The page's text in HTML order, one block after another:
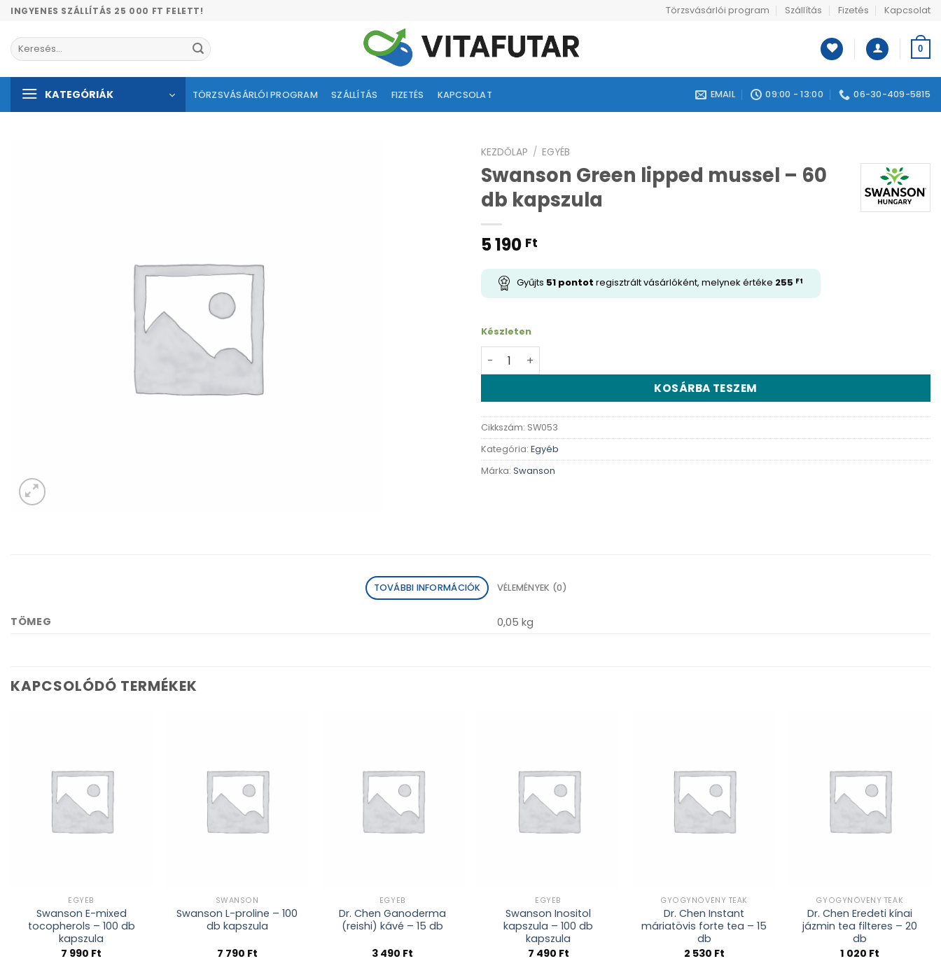
Skip
content
INGYENES SZÁLLÍTÁS 25 000 FT FELETT! Törzsvásárlói program Szállítás Fizetés Kapcsolat
Keresés
a
0
KATEGÓRIÁK TÖRZSVÁSÁRLÓI PROGRAM SZÁLLÍTÁS FIZETÉS KAPCSOLAT EMAIL 09:00 - 13:00 06-30-409-5815
KEZDŐLAP / EGYÉB
Swanson Green lipped mussel – 60
db kapszula
5 190 Ft
Gyűjts 51 pontot regisztrált vásárlóként, melynek értéke 255 Ft
Készleten
Swanson Green lipped mussel - 60 db kapszula mennyiség
KOSÁRBA TESZEM
Cikkszám: SW053
Kategória: Egyéb
Márka: Swanson
TOVÁBBI INFORMÁCIÓK VÉLEMÉNYEK (0)
TÖMEG 0,05 kg
KAPCSOLÓDÓ TERMÉKEK
EGYÉB
Swanson E-mixed
tocopherols – 100 db
kapszula
7 990 Ft
SWANSON
Swanson L-proline – 100
db kapszula
7 790 Ft
EGYÉB
Dr. Chen Ganoderma
(reishi) kávé – 15 db
3 490 Ft
EGYÉB
Swanson Inositol
kapszula – 100 db
kapszula
7 490 Ft
GYÓGYNÖVÉNY TEÁK
Dr. Chen Instant
máriatövis forte tea – 15
db
2 530 Ft
GYÓGYNÖVÉNY TEÁK
Dr. Chen Eredeti kínai
jázmin tea filteres – 20
db
1 020 Ft